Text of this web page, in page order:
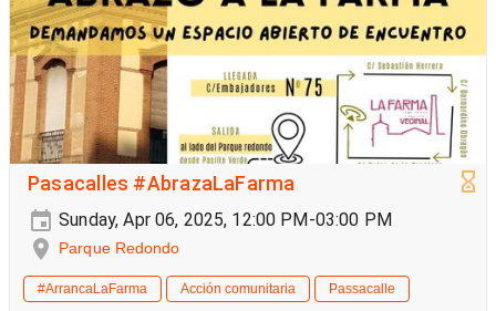
Pasacalles #AbrazaLaFarma
Sunday, Apr 06, 2025, 12:00 PM-03:00 PM
Parque Redondo
#ArrancaLaFarma Acción comunitaria Passacalle